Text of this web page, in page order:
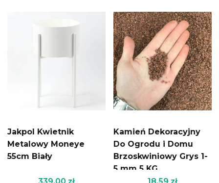
Jakpol Kwietnik
Metalowy Moneye
55cm Biały
Kamień Dekoracyjny
Do Ogrodu i Domu
Brzoskwiniowy Grys 1-
5 mm 5 KG